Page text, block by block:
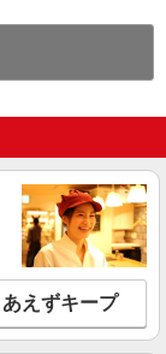
あえずキープ